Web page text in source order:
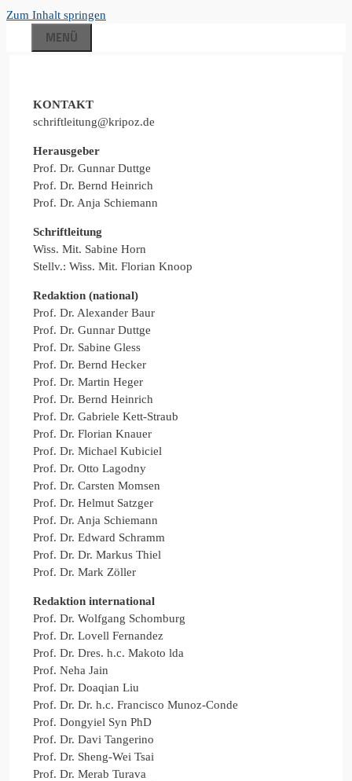
Zum Inhalt springen
MENÜ
KONTAKT
schriftleitung@kripoz.de
Herausgeber
Prof. Dr. Gunnar Duttge
Prof. Dr. Bernd Heinrich
Prof. Dr. Anja Schiemann
Schriftleitung
Wiss. Mit. Sabine Horn
Stellv.: Wiss. Mit. Florian Knoop
Redaktion (national)
Prof. Dr. Alexander Baur
Prof. Dr. Gunnar Duttge
Prof. Dr. Sabine Gless
Prof. Dr. Bernd Hecker
Prof. Dr. Martin Heger
Prof. Dr. Bernd Heinrich
Prof. Dr. Gabriele Kett-Straub
Prof. Dr. Florian Knauer
Prof. Dr. Michael Kubiciel
Prof. Dr. Otto Lagodny
Prof. Dr. Carsten Momsen
Prof. Dr. Helmut Satzger
Prof. Dr. Anja Schiemann
Prof. Dr. Edward Schramm
Prof. Dr. Dr. Markus Thiel
Prof. Dr. Mark Zöller
Redaktion international
Prof. Dr. Wolfgang Schomburg
Prof. Dr. Lovell Fernandez
Prof. Dr. Dres. h.c. Makoto lda
Prof. Neha Jain
Prof. Dr. Doaqian Liu
Prof. Dr. Dr. h.c. Francisco Munoz-Conde
Prof. Dongyiel Syn PhD
Prof. Dr. Davi Tangerino
Prof. Dr. Sheng-Wei Tsai
Prof. Dr. Merab Turava